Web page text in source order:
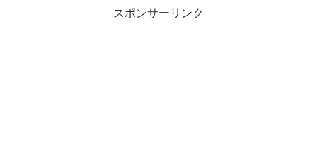
スポンサーリンク